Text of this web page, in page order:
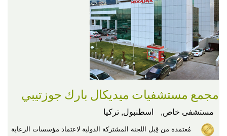
مجمع مستشفيات ميديكال بارك جوزتيبي
مستشفى خاص, اسطنبول, تركيا
مُعتمدة من قِبل اللجنة المشتركة الدولية لاعتماد مؤسسات الرعاية